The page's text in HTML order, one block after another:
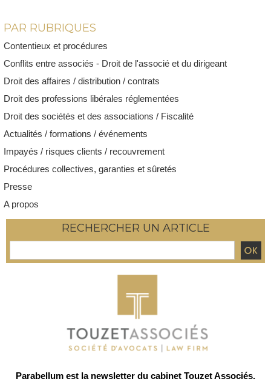
PAR RUBRIQUES
Contentieux et procédures
Conflits entre associés - Droit de l'associé et du dirigeant
Droit des affaires / distribution / contrats
Droit des professions libérales réglementées
Droit des sociétés et des associations / Fiscalité
Actualités / formations / événements
Impayés / risques clients / recouvrement
Procédures collectives, garanties et sûretés
Presse
A propos
RECHERCHER UN ARTICLE
Parabellum est la newsletter du cabinet Touzet Associés,